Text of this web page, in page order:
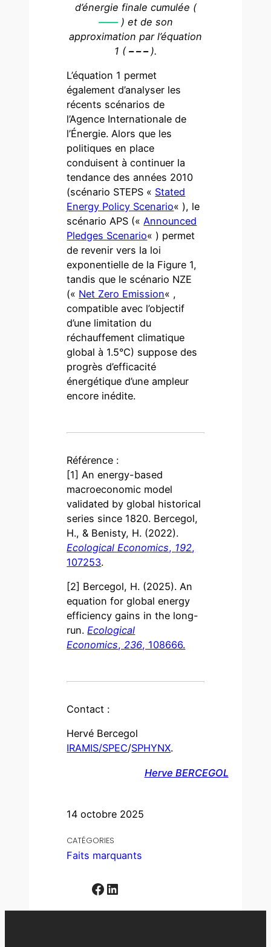
14 octobre 2025
CATÉGORIES
Faits marquants
Facebook LinkedIn
d’énergie finale cumulée (
–––– ) et de son
approximation par l’équation
1 ( – – – ).
L’équation 1 permet
également d’analyser les
récents scénarios de
l’Agence Internationale de
l’Énergie. Alors que les
politiques en place
conduisent à continuer la
tendance des années 2010
(scénario STEPS « Stated
Energy Policy Scenario« ), le
scénario APS (« Announced
Pledges Scenario« ) permet
de revenir vers la loi
exponentielle de la Figure 1,
tandis que le scénario NZE
(« Net Zero Emission« ,
compatible avec l’objectif
d’une limitation du
réchauffement climatique
global à 1.5°C) suppose des
progrès d’efficacité
énergétique d’une ampleur
encore inédite.
Référence :
[1] An energy-based
macroeconomic model
validated by global historical
series since 1820. Bercegol,
H., & Benisty, H. (2022).
Ecological Economics, 192,
107253.
[2] Bercegol, H. (2025). An
equation for global energy
efficiency gains in the long-
run.Ecological
Economics,236, 108666.
Contact :
Hervé Bercegol
IRAMIS/SPEC/SPHYNX.
Herve BERCEGOL